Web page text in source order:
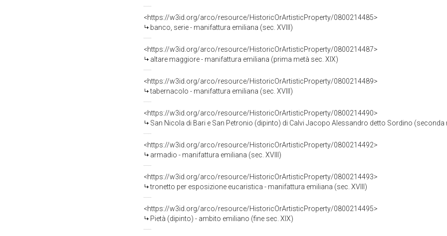
<https://w3id.org/arco/resource/HistoricOrArtisticProperty/0800214485>
banco, serie - manifattura emiliana (sec. XVIII)
<https://w3id.org/arco/resource/HistoricOrArtisticProperty/0800214487>
altare maggiore - manifattura emiliana (prima metà sec. XIX)
<https://w3id.org/arco/resource/HistoricOrArtisticProperty/0800214489>
tabernacolo - manifattura emiliana (sec. XVIII)
<https://w3id.org/arco/resource/HistoricOrArtisticProperty/0800214490>
San Nicola di Bari e San Petronio (dipinto) di Calvi Jacopo Alessandro detto Sordino (seconda
<https://w3id.org/arco/resource/HistoricOrArtisticProperty/0800214492>
armadio - manifattura emiliana (sec. XVIII)
<https://w3id.org/arco/resource/HistoricOrArtisticProperty/0800214493>
tronetto per esposizione eucaristica - manifattura emiliana (sec. XVIII)
<https://w3id.org/arco/resource/HistoricOrArtisticProperty/0800214495>
Pietà (dipinto) - ambito emiliano (fine sec. XIX)